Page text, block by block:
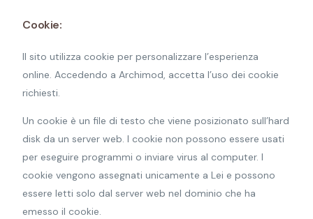
Cookie:
Il sito utilizza cookie per personalizzare l’esperienza
online. Accedendo a Archimod, accetta l’uso dei cookie
richiesti.
Un cookie è un file di testo che viene posizionato sull’hard
disk da un server web. I cookie non possono essere usati
per eseguire programmi o inviare virus al computer. I
cookie vengono assegnati unicamente a Lei e possono
essere letti solo dal server web nel dominio che ha
emesso il cookie.